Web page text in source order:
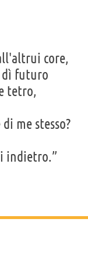
core,
dì futuro
tetro,
me stesso?
indietro.”